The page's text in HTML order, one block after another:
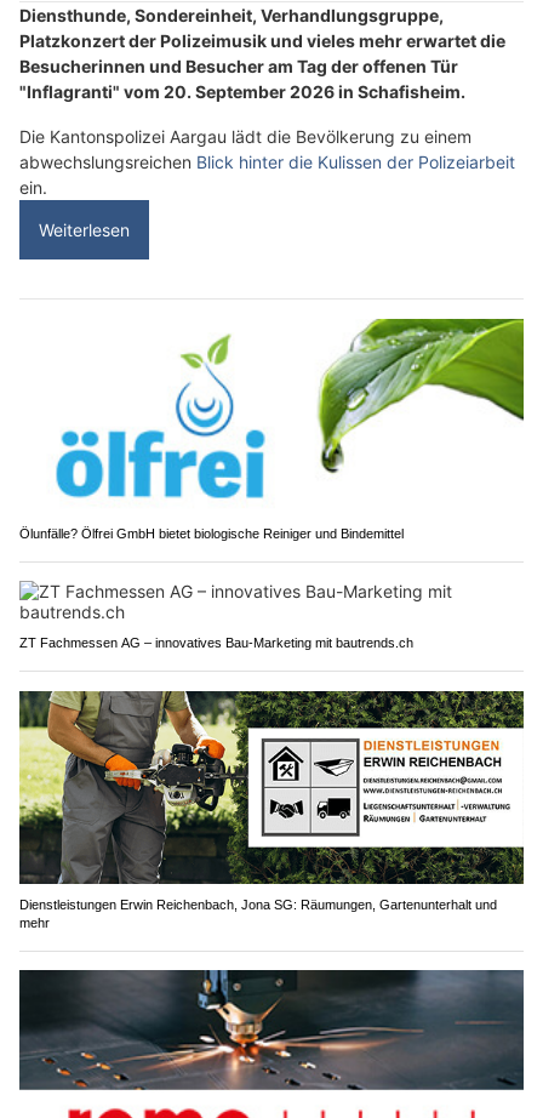
Diensthunde, Sondereinheit, Verhandlungsgruppe,
Platzkonzert der Polizeimusik und vieles mehr erwartet die
Besucherinnen und Besucher am Tag der offenen Tür
"Inflagranti" vom 20. September 2026 in Schafisheim.
Die Kantonspolizei Aargau lädt die Bevölkerung zu einem
abwechslungsreichen Blick hinter die Kulissen der Polizeiarbeit
ein.
Weiterlesen
Ölunfälle? Ölfrei GmbH bietet biologische Reiniger und Bindemittel
ZT Fachmessen AG – innovatives Bau-Marketing mit bautrends.ch
Dienstleistungen Erwin Reichenbach, Jona SG: Räumungen, Gartenunterhalt und
mehr